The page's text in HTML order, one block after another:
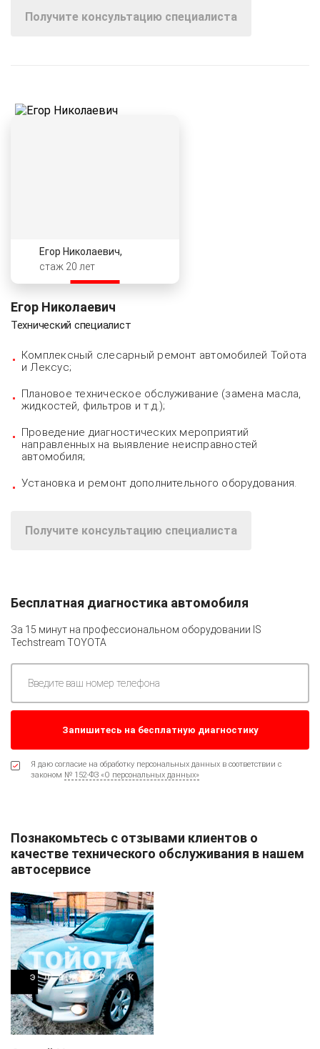
Получите консультацию специалиста
Егор Николаевич,
стаж 20 лет
Егор Николаевич
Технический специалист
Комплексный слесарный ремонт автомобилей Тойота
и Лексус;
Плановое техническое обслуживание (замена масла,
жидкостей, фильтров и т.д.);
Проведение диагностических мероприятий
направленных на выявление неисправностей
автомобиля;
Установка и ремонт дополнительного оборудования.
Получите консультацию специалиста
Бесплатная диагностика автомобиля
За 15 минут на профессиональном оборудовании IS
Techstream TOYOTA
Я даю согласие на обработку персональных данных в соответствии с
законом № 152-ФЗ «О персональных данных»
Познакомьтесь с отзывами клиентов о
качестве технического обслуживания в нашем
автосервисе